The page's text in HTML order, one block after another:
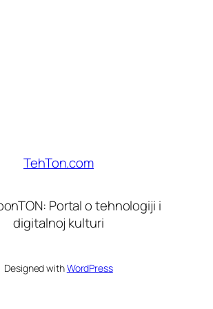
TehTon.com
Portal o tehnologiji i
digitalnoj kulturi
Designed withWordPress